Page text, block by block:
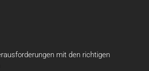
mit den richtigen